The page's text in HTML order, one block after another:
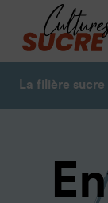
La filière sucre